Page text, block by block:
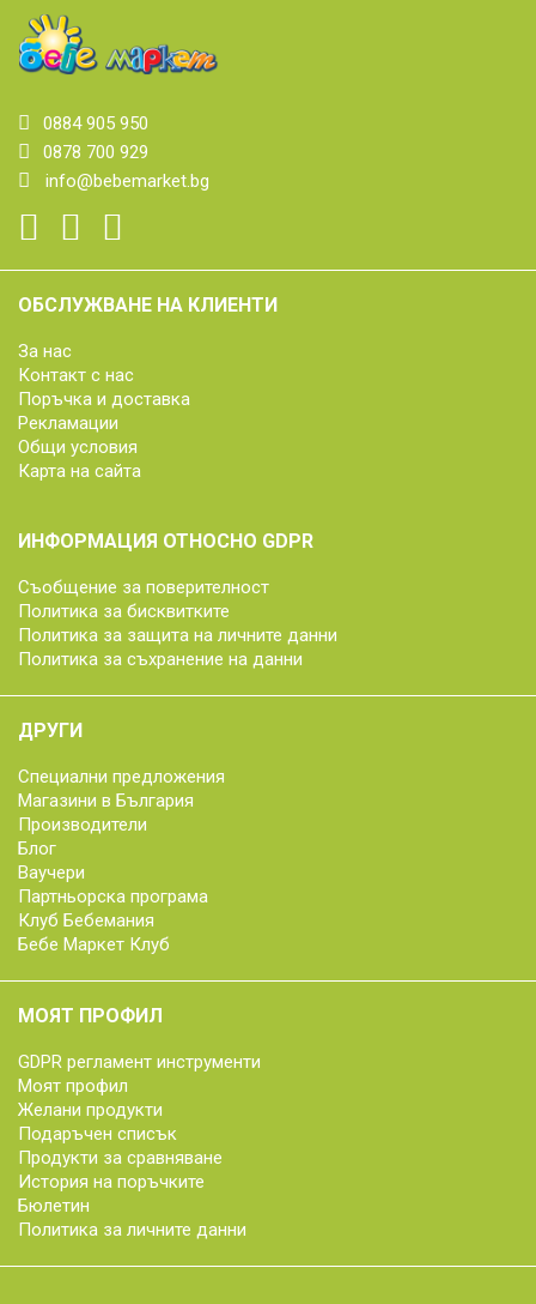
0884 905 950
0878 700 929
info@bebemarket.bg
ОБСЛУЖВАНЕ НА КЛИЕНТИ
За нас
Контакт с нас
Поръчка и доставка
Рекламации
Общи условия
Карта на сайта
ИНФОРМАЦИЯ ОТНОСНО GDPR
Съобщение за поверителност
Политика за бисквитките
Политика за защита на личните данни
Политика за съхранение на данни
ДРУГИ
Специални предложения
Магазини в България
Производители
Блог
Ваучери
Партньорска програма
Клуб Бебемания
Бебе Маркет Клуб
МОЯТ ПРОФИЛ
GDPR регламент инструменти
Моят профил
Желани продукти
Подаръчен списък
Продукти за сравняване
История на поръчките
Бюлетин
Политика за личните данни